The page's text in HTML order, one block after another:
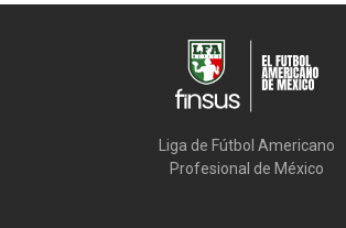
Liga de Fútbol Americano
Profesional de México